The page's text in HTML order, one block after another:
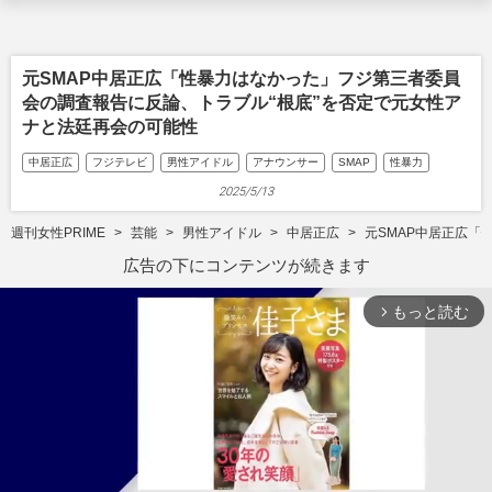
元SMAP中居正広「性暴力はなかった」フジ第三者委員
会の調査報告に反論、トラブル“根底”を否定で元女性ア
ナと法廷再会の可能性
中居正広 フジテレビ 男性アイドル アナウンサー SMAP 性暴力
2025/5/13
週刊女性PRIME 芸能 男性アイドル 中居正広 元SMAP中居正広「
広告の下にコンテンツが続きます
arrow_forward_ios もっと読む